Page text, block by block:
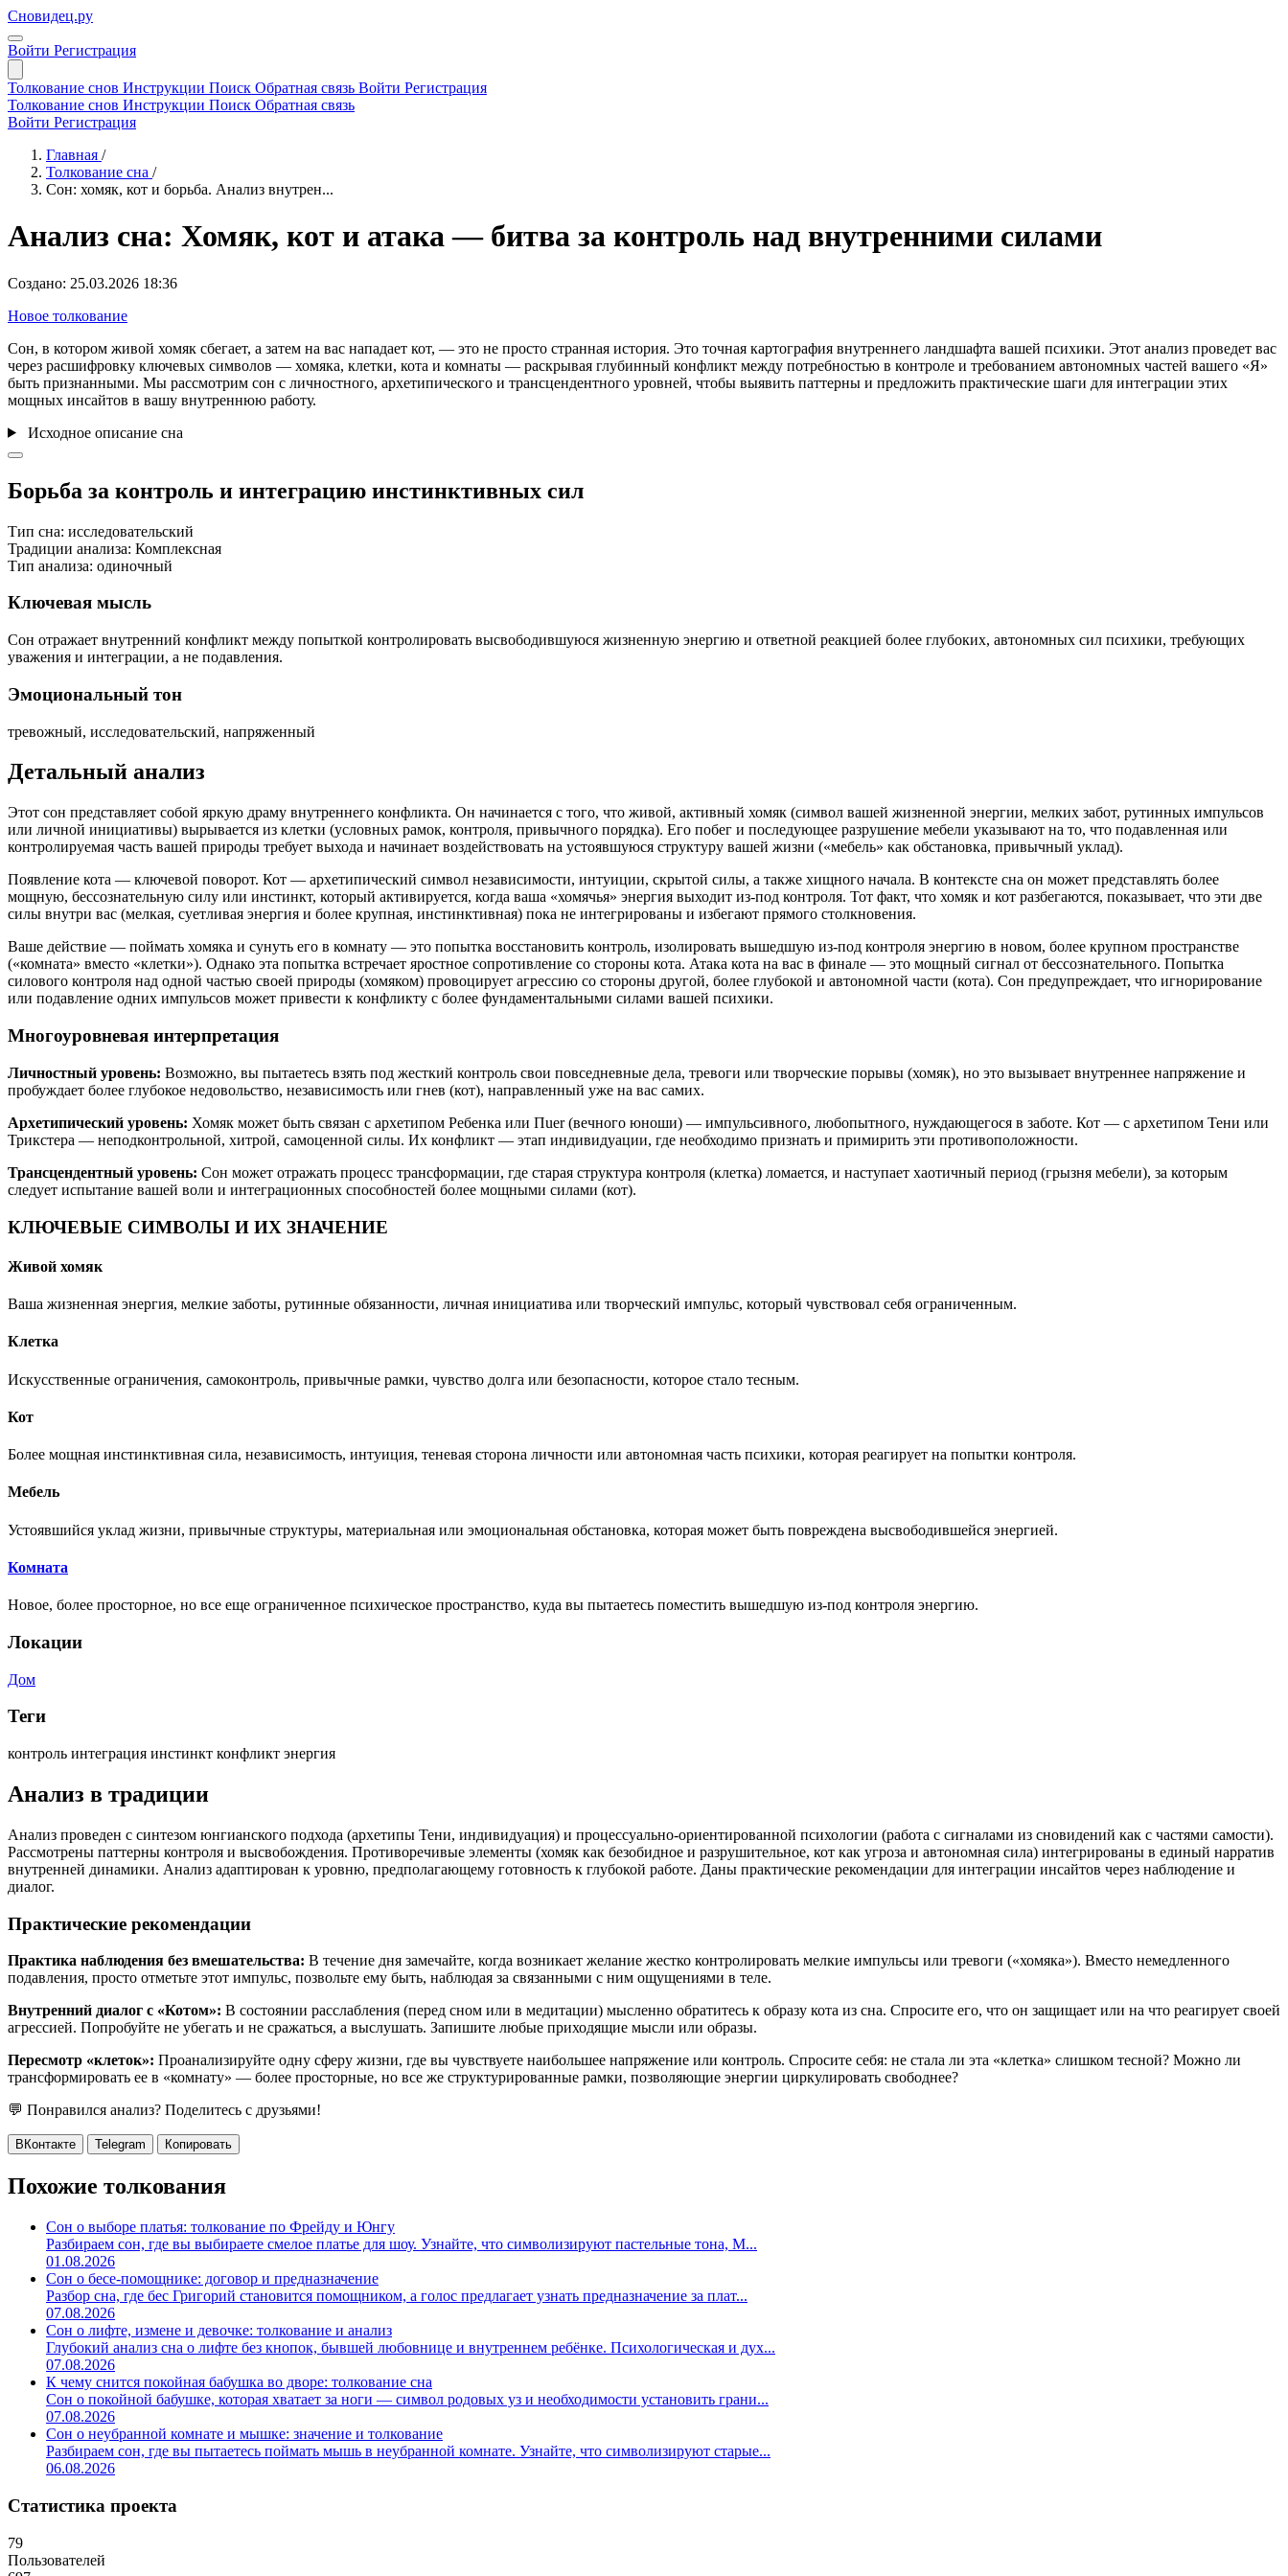
Сновидец.ру
Войти Регистрация
Толкование снов Инструкции Поиск Обратная связь Войти Регистрация
Толкование снов Инструкции Поиск Обратная связь
Войти Регистрация
Главная /
Толкование сна /
Сон: хомяк, кот и борьба. Анализ внутрен...
Анализ сна: Хомяк, кот и атака — битва за контроль над внутренними силами
Создано: 25.03.2026 18:36
Новое толкование
Сон, в котором живой хомяк сбегает, а затем на вас нападает кот, — это не просто странная история. Это точная картография внутреннего ландшафта вашей психики. Этот анализ проведет вас
через расшифровку ключевых символов — хомяка, клетки, кота и комнаты — раскрывая глубинный конфликт между потребностью в контроле и требованием автономных частей вашего «Я»
быть признанными. Мы рассмотрим сон с личностного, архетипического и трансцендентного уровней, чтобы выявить паттерны и предложить практические шаги для интеграции этих
мощных инсайтов в вашу внутреннюю работу.
Исходное описание сна
Борьба за контроль и интеграцию инстинктивных сил
Тип сна: исследовательский
Традиции анализа: Комплексная
Тип анализа: одиночный
Ключевая мысль
Сон отражает внутренний конфликт между попыткой контролировать высвободившуюся жизненную энергию и ответной реакцией более глубоких, автономных сил психики, требующих
уважения и интеграции, а не подавления.
Эмоциональный тон
тревожный, исследовательский, напряженный
Детальный анализ
Этот сон представляет собой яркую драму внутреннего конфликта. Он начинается с того, что живой, активный хомяк (символ вашей жизненной энергии, мелких забот, рутинных импульсов
или личной инициативы) вырывается из клетки (условных рамок, контроля, привычного порядка). Его побег и последующее разрушение мебели указывают на то, что подавленная или
контролируемая часть вашей природы требует выхода и начинает воздействовать на устоявшуюся структуру вашей жизни («мебель» как обстановка, привычный уклад).
Появление кота — ключевой поворот. Кот — архетипический символ независимости, интуиции, скрытой силы, а также хищного начала. В контексте сна он может представлять более
мощную, бессознательную силу или инстинкт, который активируется, когда ваша «хомячья» энергия выходит из-под контроля. Тот факт, что хомяк и кот разбегаются, показывает, что эти две
силы внутри вас (мелкая, суетливая энергия и более крупная, инстинктивная) пока не интегрированы и избегают прямого столкновения.
Ваше действие — поймать хомяка и сунуть его в комнату — это попытка восстановить контроль, изолировать вышедшую из-под контроля энергию в новом, более крупном пространстве
(«комната» вместо «клетки»). Однако эта попытка встречает яростное сопротивление со стороны кота. Атака кота на вас в финале — это мощный сигнал от бессознательного. Попытка
силового контроля над одной частью своей природы (хомяком) провоцирует агрессию со стороны другой, более глубокой и автономной части (кота). Сон предупреждает, что игнорирование
или подавление одних импульсов может привести к конфликту с более фундаментальными силами вашей психики.
Многоуровневая интерпретация
Личностный уровень: Возможно, вы пытаетесь взять под жесткий контроль свои повседневные дела, тревоги или творческие порывы (хомяк), но это вызывает внутреннее напряжение и
пробуждает более глубокое недовольство, независимость или гнев (кот), направленный уже на вас самих.
Архетипический уровень: Хомяк может быть связан с архетипом Ребенка или Пuer (вечного юноши) — импульсивного, любопытного, нуждающегося в заботе. Кот — с архетипом Тени или
Трикстера — неподконтрольной, хитрой, самоценной силы. Их конфликт — этап индивидуации, где необходимо признать и примирить эти противоположности.
Трансцендентный уровень: Сон может отражать процесс трансформации, где старая структура контроля (клетка) ломается, и наступает хаотичный период (грызня мебели), за которым
следует испытание вашей воли и интеграционных способностей более мощными силами (кот).
КЛЮЧЕВЫЕ СИМВОЛЫ И ИХ ЗНАЧЕНИЕ
Живой хомяк
Ваша жизненная энергия, мелкие заботы, рутинные обязанности, личная инициатива или творческий импульс, который чувствовал себя ограниченным.
Клетка
Искусственные ограничения, самоконтроль, привычные рамки, чувство долга или безопасности, которое стало тесным.
Кот
Более мощная инстинктивная сила, независимость, интуиция, теневая сторона личности или автономная часть психики, которая реагирует на попытки контроля.
Мебель
Устоявшийся уклад жизни, привычные структуры, материальная или эмоциональная обстановка, которая может быть повреждена высвободившейся энергией.
Комната
Новое, более просторное, но все еще ограниченное психическое пространство, куда вы пытаетесь поместить вышедшую из-под контроля энергию.
Локации
Дом
Теги
контроль интеграция инстинкт конфликт энергия
Анализ в традиции
Анализ проведен с синтезом юнгианского подхода (архетипы Тени, индивидуация) и процессуально-ориентированной психологии (работа с сигналами из сновидений как с частями самости).
Рассмотрены паттерны контроля и высвобождения. Противоречивые элементы (хомяк как безобидное и разрушительное, кот как угроза и автономная сила) интегрированы в единый нарратив
внутренней динамики. Анализ адаптирован к уровню, предполагающему готовность к глубокой работе. Даны практические рекомендации для интеграции инсайтов через наблюдение и
диалог.
Практические рекомендации
Практика наблюдения без вмешательства: В течение дня замечайте, когда возникает желание жестко контролировать мелкие импульсы или тревоги («хомяка»). Вместо немедленного
подавления, просто отметьте этот импульс, позвольте ему быть, наблюдая за связанными с ним ощущениями в теле.
Внутренний диалог с «Котом»: В состоянии расслабления (перед сном или в медитации) мысленно обратитесь к образу кота из сна. Спросите его, что он защищает или на что реагирует своей
агрессией. Попробуйте не убегать и не сражаться, а выслушать. Запишите любые приходящие мысли или образы.
Пересмотр «клеток»: Проанализируйте одну сферу жизни, где вы чувствуете наибольшее напряжение или контроль. Спросите себя: не стала ли эта «клетка» слишком тесной? Можно ли
трансформировать ее в «комнату» — более просторные, но все же структурированные рамки, позволяющие энергии циркулировать свободнее?
💬 Понравился анализ? Поделитесь с друзьями!
ВКонтакте Telegram Копировать
Похожие толкования
Сон о выборе платья: толкование по Фрейду и Юнгу
Разбираем сон, где вы выбираете смелое платье для шоу. Узнайте, что символизируют пастельные тона, М...
01.08.2026
Сон о бесе-помощнике: договор и предназначение
Разбор сна, где бес Григорий становится помощником, а голос предлагает узнать предназначение за плат...
07.08.2026
Сон о лифте, измене и девочке: толкование и анализ
Глубокий анализ сна о лифте без кнопок, бывшей любовнице и внутреннем ребёнке. Психологическая и дух...
07.08.2026
К чему снится покойная бабушка во дворе: толкование сна
Сон о покойной бабушке, которая хватает за ноги — символ родовых уз и необходимости установить грани...
07.08.2026
Сон о неубранной комнате и мышке: значение и толкование
Разбираем сон, где вы пытаетесь поймать мышь в неубранной комнате. Узнайте, что символизируют старые...
06.08.2026
Статистика проекта
79
Пользователей